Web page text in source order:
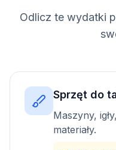
Odlicz te wydatki
Sprzęt do
Maszyny,
materiały.